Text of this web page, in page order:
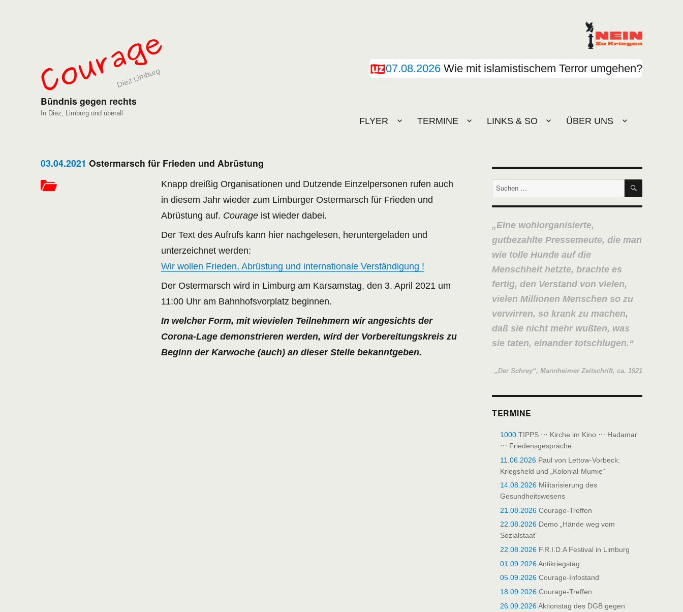
Bündnis gegen rechts
In Diez, Limburg und überall
07.08.2026Wie mit islamistischem Terror umgehen?
FLYER TERMINE LINKS & SO ÜBER UNS
03.04.2021 Ostermarsch für Frieden und Abrüstung
Knapp dreißig Organisationen und Dutzende Einzelpersonen rufen auch
in diesem Jahr wieder zum Limburger Ostermarsch für Frieden und
Abrüstung auf. Courage ist wieder dabei.
Der Text des Aufrufs kann hier nachgelesen, heruntergeladen und
unterzeichnet werden:
Wir wollen Frieden, Abrüstung und internationale Verständigung !
Der Ostermarsch wird in Limburg am Karsamstag, den 3. April 2021 um
11:00 Uhr am Bahnhofsvorplatz beginnen.
In welcher Form, mit wievielen Teilnehmern wir angesichts der
Corona-Lage demonstrieren werden, wird der Vorbereitungskreis zu
Beginn der Karwoche (auch) an dieser Stelle bekanntgeben.
Suchen
SUCHEN
Eine wohlorganisierte,
gutbezahlte Pressemeute, die man
wie tolle Hunde auf die
Menschheit hetzte, brachte es
fertig, den Verstand von vielen,
vielen Millionen Menschen so zu
verwirren, so krank zu machen,
daß sie nicht mehr wußten, was
sie taten, einander totschlugen.
„Der Schrey“, Mannheimer Zeitschrift, ca. 1921
TERMINE
1000TIPPS ⋯ Kirche im Kino ⋯ Hadamar
⋯ Friedensgespräche
11.06.2026Paul von Lettow-Vorbeck:
Kriegsheld und „Kolonial-Mumie“
14.08.2026Militarisierung des
Gesundheitswesens
21.08.2026Courage-Treffen
22.08.2026Demo „Hände weg vom
Sozialstaat“
22.08.2026F.R.I.D.A Festival in Limburg
01.09.2026Antikriegstag
05.09.2026Courage-Infostand
18.09.2026Courage-Treffen
26.09.2026Aktionstag des DGB gegen